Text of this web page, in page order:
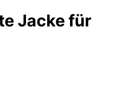
Jacke für